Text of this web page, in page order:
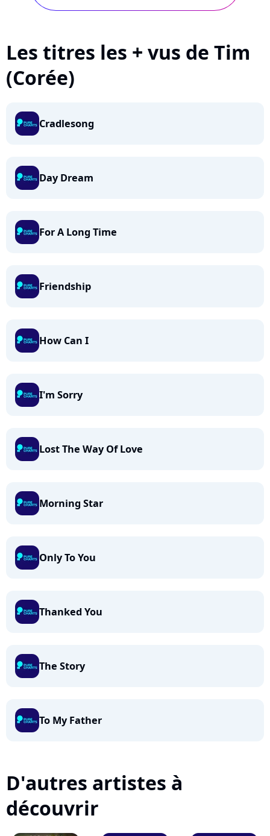
Les titres les + vus de Tim
(Corée)
Cradlesong
Day Dream
For A Long Time
Friendship
How Can I
I'm Sorry
Lost The Way Of Love
Morning Star
Only To You
Thanked You
The Story
To My Father
D'autres artistes à
découvrir